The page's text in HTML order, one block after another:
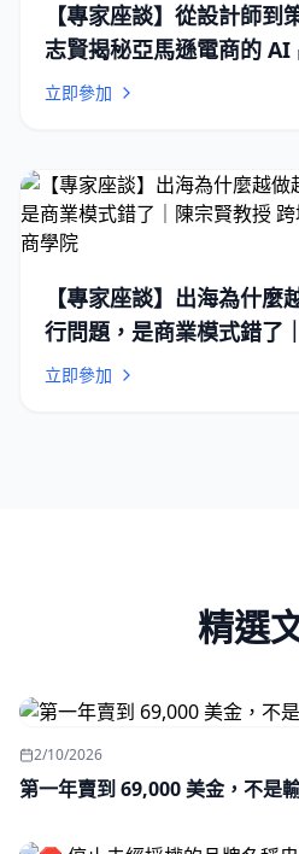
【專家座談】從設計師
志賢揭秘亞馬遜電商的
電商學院
立即參加
【專家座談】出海為什
行問題，是商業模式錯了
商深度解析 | 跨境電商學院
立即參加
精選
2/10/2026
第一年賣到 69,000 美金，不是